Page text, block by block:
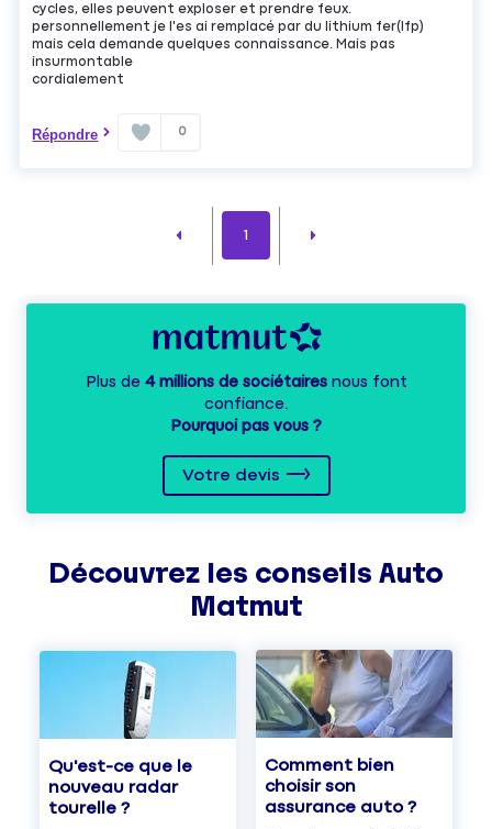
cycles, elles peuvent exploser et prendre feux.
personnellement je l'es ai remplacé par du lithium fer(lfp)
mais cela demande quelques connaissance. Mais pas
insurmontable
cordialement
Répondre 0
1
Plus de 4 millions de sociétairesnous font
confiance.
Pourquoi pas vous ?
Votre devis
Découvrez les conseils Auto
Matmut
Qu'est-ce que le
nouveau radar
tourelle ?
Comment bien
choisir son
assurance auto ?